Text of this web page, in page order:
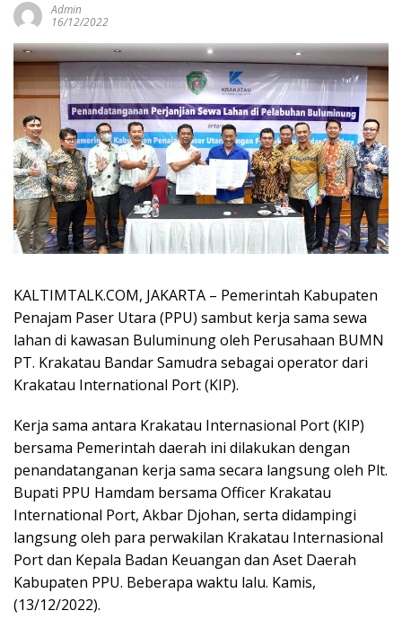
Admin
16/12/2022
KALTIMTALK.COM, JAKARTA – Pemerintah Kabupaten
Penajam Paser Utara (PPU) sambut kerja sama sewa
lahan di kawasan Buluminung oleh Perusahaan BUMN
PT. Krakatau Bandar Samudra sebagai operator dari
Krakatau International Port (KIP).
Kerja sama antara Krakatau Internasional Port (KIP)
bersama Pemerintah daerah ini dilakukan dengan
penandatanganan kerja sama secara langsung oleh Plt.
Bupati PPU Hamdam bersama Officer Krakatau
International Port, Akbar Djohan, serta didampingi
langsung oleh para perwakilan Krakatau Internasional
Port dan Kepala Badan Keuangan dan Aset Daerah
Kabupaten PPU. Beberapa waktu lalu. Kamis,
(13/12/2022).